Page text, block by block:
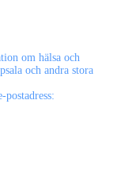
om hälsa och
och andra stora